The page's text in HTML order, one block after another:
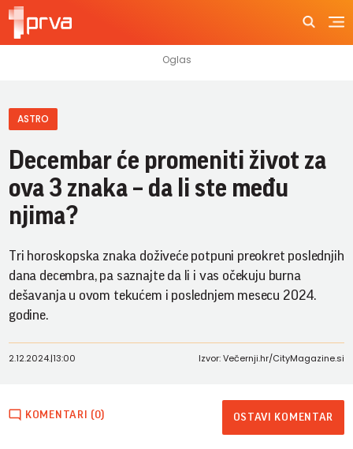
ASTRO
Decembar će promeniti život za
ova 3 znaka – da li ste među
njima?
Tri horoskopska znaka doživeće potpuni preokret poslednjih
dana decembra, pa saznajte da li i vas očekuju burna
dešavanja u ovom tekućem i poslednjem mesecu 2024.
godine.
2.12.2024.|13:00 Izvor: Večernji.hr/CityMagazine.si
KOMENTARI (0) OSTAVI KOMENTAR